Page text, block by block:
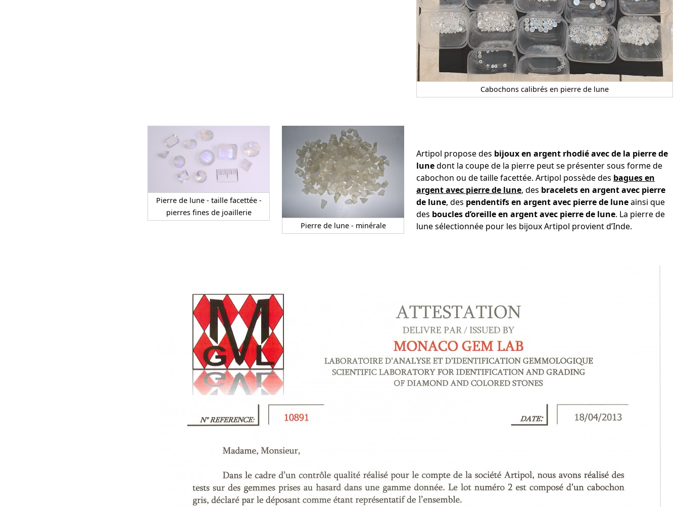
Cabochons calibrés en pierre de lune
Pierre de lune - taille facettée -
pierres fines de joaillerie
Pierre de lune - minérale
Artipol propose des bijoux en argent rhodié avec de la pierre de
lunedont la coupe de la pierre peut se présenter sous forme de
cabochon ou de taille facettée. Artipol possède des bagues en
argent avec pierre de lune, des bracelets en argent avec pierre
de lune, des pendentifs en argent avec pierre de luneainsi que
des boucles d’oreille en argent avec pierre de lune. La pierre de
lune sélectionnée pour les bijoux Artipol provient d’Inde.